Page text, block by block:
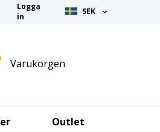
Logga
in
SEK
Varukorgen
Outlet